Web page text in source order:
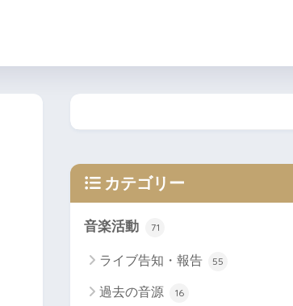
カテゴリー
音楽活動 71
ライブ告知・報告 55
過去の音源 16